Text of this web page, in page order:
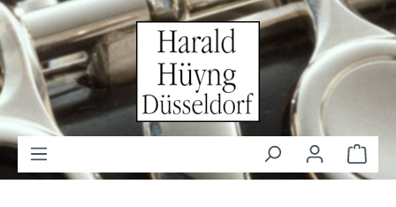
springen